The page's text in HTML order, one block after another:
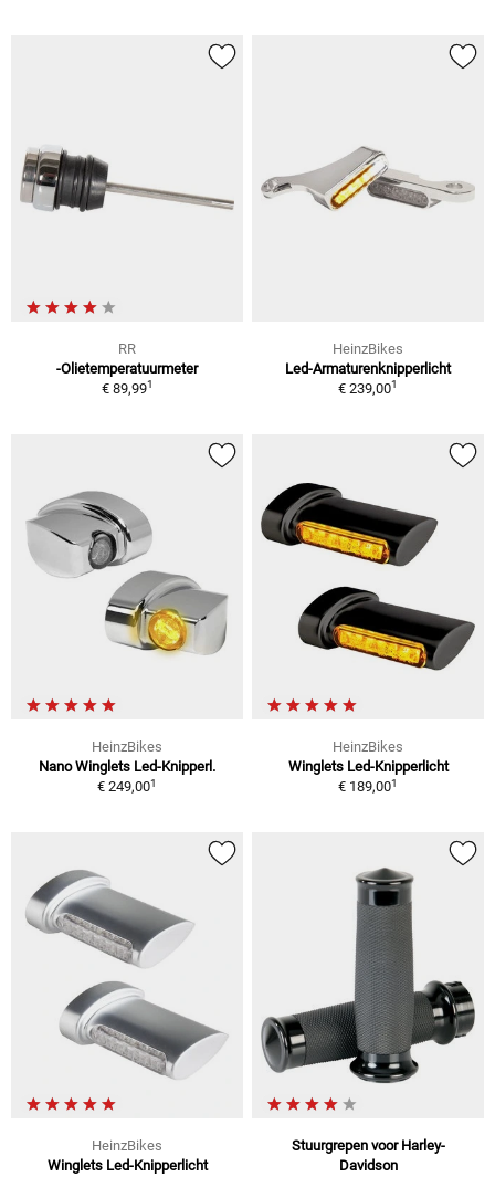
RR
-Olietemperatuurmeter
€ 89,991
HeinzBikes
Led-Armaturenknipperlicht
€ 239,001
HeinzBikes
Nano Winglets Led-Knipperl.
€ 249,001
HeinzBikes
Winglets Led-Knipperlicht
€ 189,001
HeinzBikes
Winglets Led-Knipperlicht
Stuurgrepen voor Harley-
Davidson